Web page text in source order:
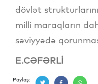
dövlət
milli maraqların
səviyyədə
E.CƏFƏRLİ
Paylaş: